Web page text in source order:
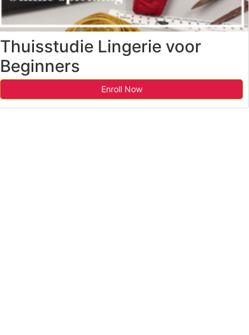
Thuisstudie Lingerie voor
Beginners
Enroll Now